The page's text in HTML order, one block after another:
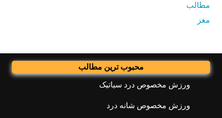
مطالب
مغز
محبوب ترین مطالب
ورزش مخصوص درد سیاتیک
ورزش مخصوص شانه درد